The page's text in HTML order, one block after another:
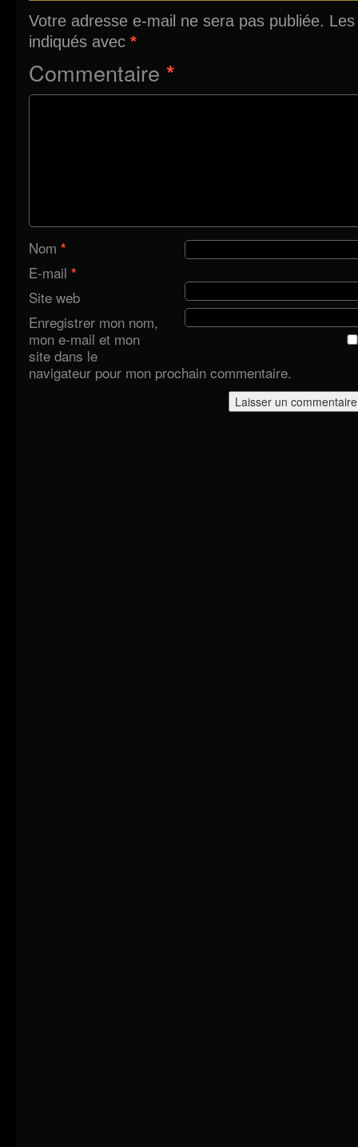
Votre adresse e-mail ne sera pas publiée.
indiqués avec *
Commentaire *
Nom *
E-mail *
Site web
Enregistrer mon nom,
mon e-mail et mon
site dans le
navigateur pour mon prochain commentaire.